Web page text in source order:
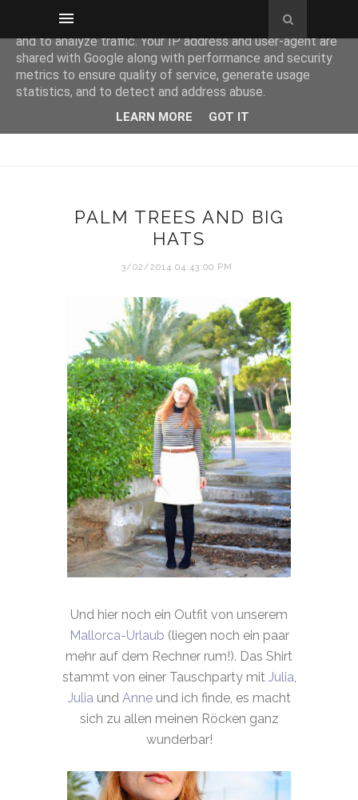
PALM TREES AND BIG
HATS
3/02/2014 04:43:00 PM
Und hier noch ein Outfit von unserem
Mallorca-Urlaub (liegen noch ein paar
mehr auf dem Rechner rum!). Das Shirt
stammt von einer Tauschparty mit Julia
Julia und Anneund ich finde, es macht
sich zu allen meinen Röcken ganz
wunderbar!
This site uses cookies from Google to deliver its services
and to analyze traffic. Your IP address and user-agent are
shared with Google along with performance and security
metrics to ensure quality of service, generate usage
statistics, and to detect and address abuse.
LEARN MORE GOT IT